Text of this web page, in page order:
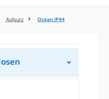
Aufputz Ocean IP44